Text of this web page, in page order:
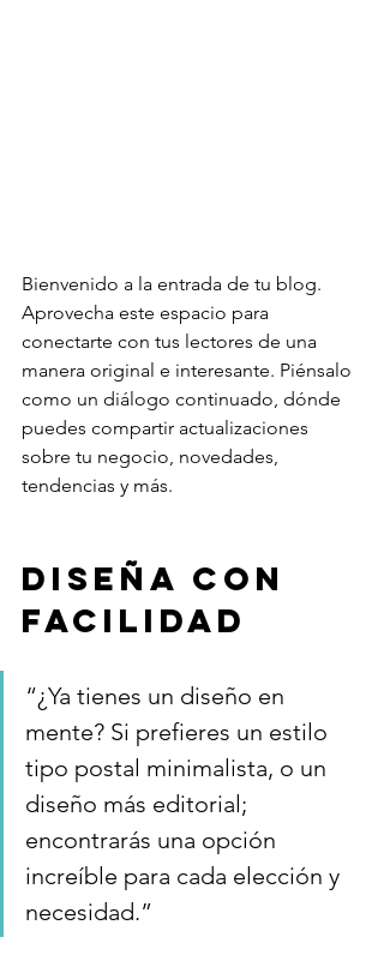
Bienvenido a la entrada de tu blog.
Aprovecha este espacio para
conectarte con tus lectores de una
manera original e interesante. Piénsalo
como un diálogo continuado, dónde
puedes compartir actualizaciones
sobre tu negocio, novedades,
tendencias y más.
Diseña con
facilidad
“¿Ya tienes un diseño en
mente? Si prefieres un estilo
tipo postal minimalista, o un
diseño más editorial;
encontrarás una opción
increíble para cada elección y
necesidad.”